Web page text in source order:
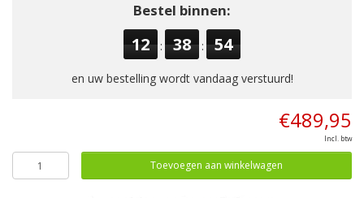
Bestel binnen:
12 : 38 : 53
en uw bestelling wordt vandaag verstuurd!
€489,95
Incl. btw
Toevoegen aan winkelwagen